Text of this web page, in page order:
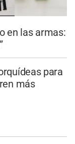
en las armas:
para
más